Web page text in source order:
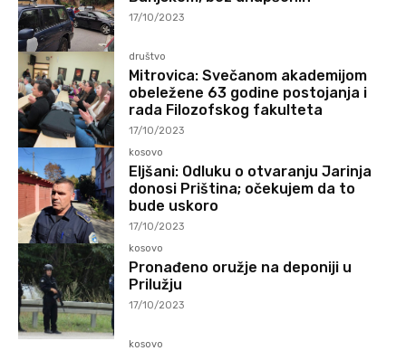
17/10/2023
društvo
Mitrovica: Svečanom akademijom
obeležene 63 godine postojanja i
rada Filozofskog fakulteta
17/10/2023
kosovo
Eljšani: Odluku o otvaranju Jarinja
donosi Priština; očekujem da to
bude uskoro
17/10/2023
kosovo
Pronađeno oružje na deponiji u
Prilužju
17/10/2023
kosovo